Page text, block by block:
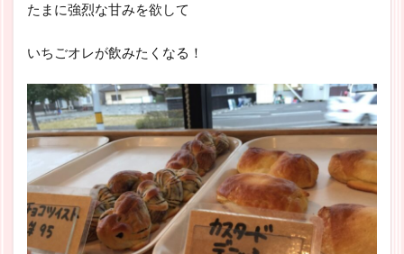
たまに強烈な甘みを欲して
いちごオレが飲みたくなる！